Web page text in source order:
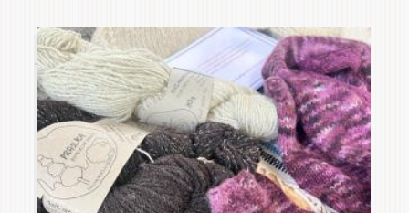
Primárne
karty
.